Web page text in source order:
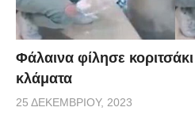
Φάλαινα φίλησε
κλάματα
25 ΔΕΚΕΜΒΡΊΟΥ, 2023